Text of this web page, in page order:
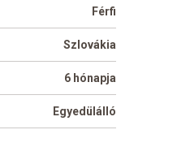
Férfi
Szlovákia
6 hónapja
Egyedülálló